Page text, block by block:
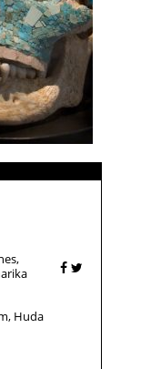
Huda